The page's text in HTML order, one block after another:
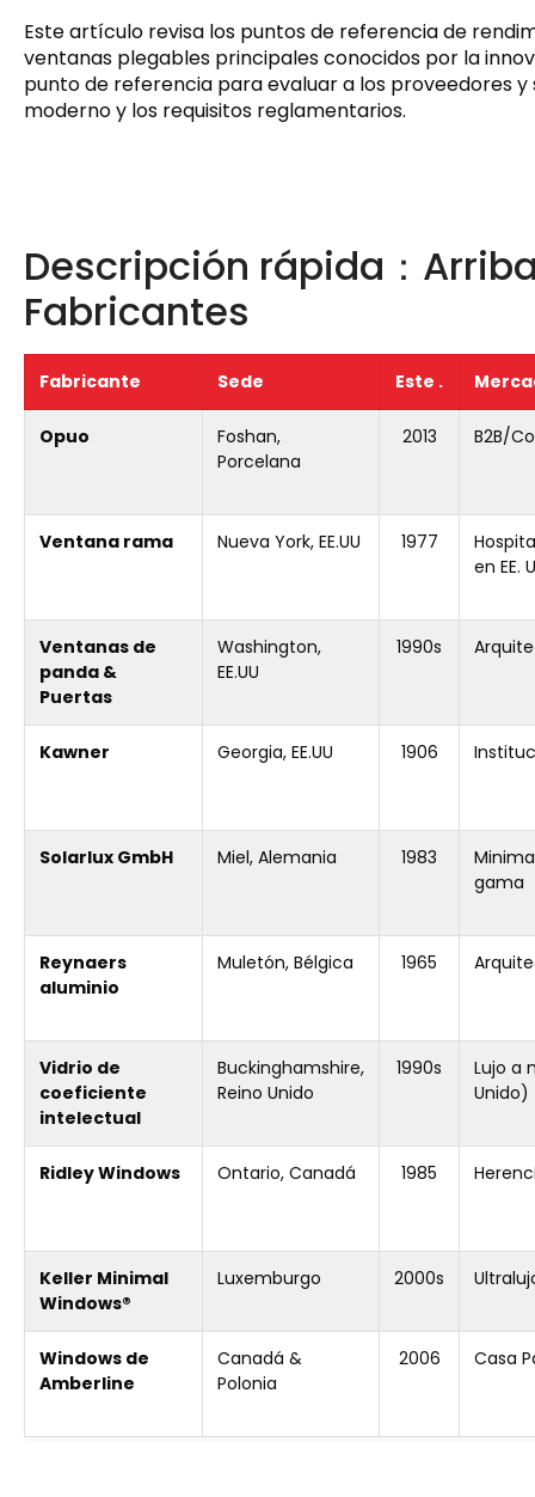
Este artículo revisa los puntos de referencia de
ventanas plegables principales conocidos por la
punto de referencia para evaluar a los proveedores
moderno y los requisitos reglamentarios.
Descripción rápida：
Fabricantes
Fabricante Sede Este .
Opuo
Foshan,
Porcelana
2013 B2B/
Ventana rama Nueva York, EE.UU 1977
en EE.
Ventanas de
panda &
Puertas
Washington,
EE.UU
1990s
Kawner Georgia, EE.UU 1906
Solarlux GmbH Miel, Alemania 1983
gama
Reynaers
aluminio
Muletón, Bélgica 1965
Vidrio de
coeficiente
intelectual
Buckinghamshire,
Reino Unido
1990s
Lujo a
Unido)
Ridley Windows Ontario, Canadá 1985
Keller Minimal
Windows®
Luxemburgo 2000s
Windows de
Amberline
Canadá &
Polonia
2006 Casa